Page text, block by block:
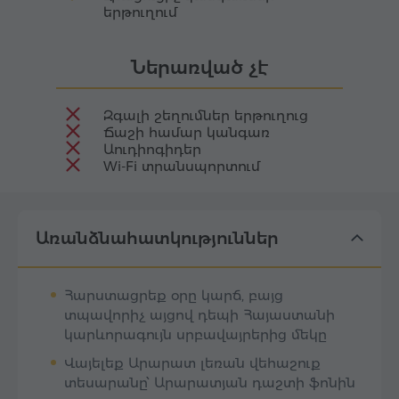
երթուղում
Ներառված չէ
Զգալի շեղումներ երթուղուց
Ճաշի համար կանգառ
Աուդիոգիդեր
Wi-Fi տրանսպորտում
Առանձնահատկություններ
Հարստացրեք օրը կարճ, բայց
տպավորիչ այցով դեպի Հայաստանի
կարևորագույն սրբավայրերից մեկը
Վայելեք Արարատ լեռան վեհաշուք
տեսարանը՝ Արարատյան դաշտի ֆոնին